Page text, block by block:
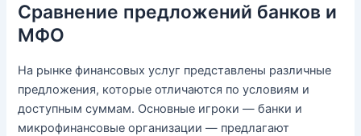
Сравнение предложений банков и
МФО
На рынке финансовых услуг представлены различные
предложения, которые отличаются по условиям и
доступным суммам. Основные игроки — банки и
микрофинансовые организации — предлагают